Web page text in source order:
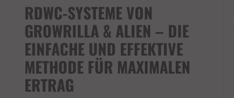
RDWC-SYSTEME VON
GROWRILLA & ALIEN – DIE
EINFACHE UND EFFEKTIVE
METHODE FÜR MAXIMALEN
ERTRAG